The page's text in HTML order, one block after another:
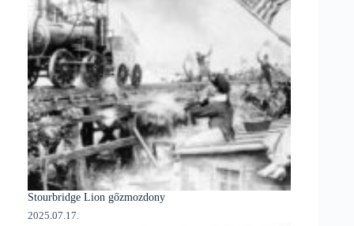
Stourbridge Lion gőzmozdony
2025.07.17.